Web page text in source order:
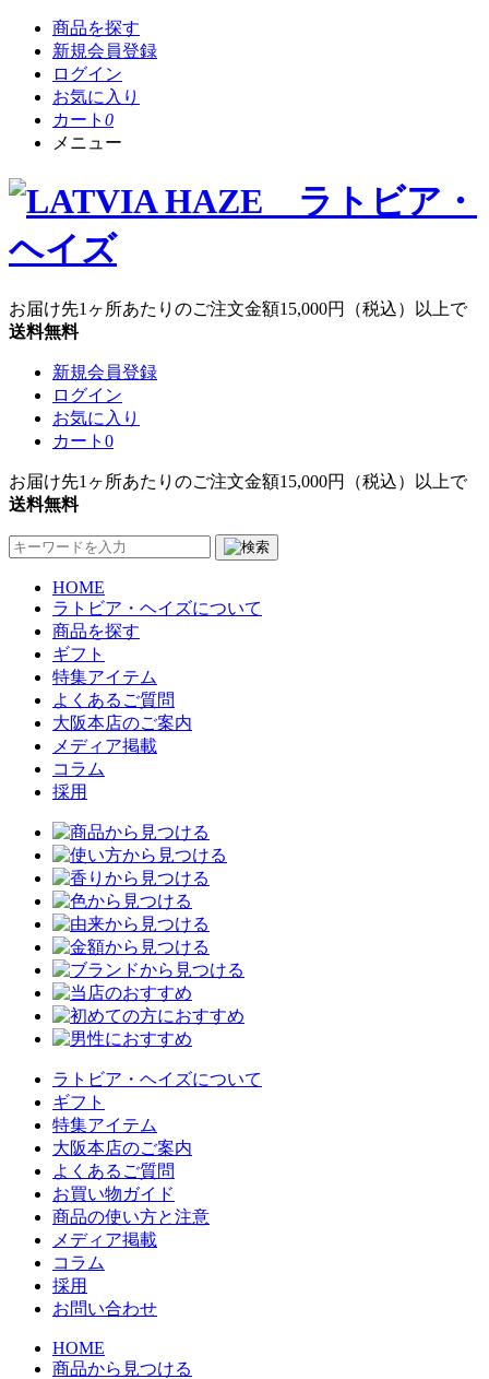
商品を探す
新規会員登録
ログイン
お気に入り
カート 0
メニュー
お届け先1ヶ所あたりのご注文金額15,000円
（税込）以上で
送料無料
新規会員登録
ログイン
お気に入り
カート 0
お届け先1ヶ所あたりのご注文金額15,000円
（税込）以上で
送料無料
HOME
ラトビア・ヘイズについて
商品を探す
ギフト
特集アイテム
よくあるご質問
大阪本店のご案内
メディア掲載
コラム
採用
ラトビア・ヘイズについて
ギフト
特集アイテム
大阪本店のご案内
よくあるご質問
お買い物ガイド
商品の使い方と注意
メディア掲載
コラム
採用
お問い合わせ
HOME
商品から見つける